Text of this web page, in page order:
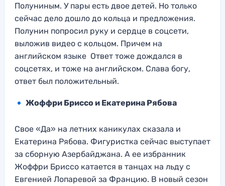
Полуниным. У пары есть двое детей. Но только
сейчас дело дошло до кольца и предложения.
Полунин попросил руку и сердце в соцсети,
выложив видео с кольцом. Причем на
английском языке Ответ тоже дождался в
соцсетях, и тоже на английском. Слава богу,
ответ был положительный.
Жоффри Бриссо и Екатерина Рябова
Свое «Да» на летних каникулах сказала и
Екатерина Рябова. Фигуристка сейчас выступает
за сборную Азербайджана. А ее избранник
Жоффри Бриссо катается в танцах на льду с
Евгенией Лопаревой за Францию. В новый сезон